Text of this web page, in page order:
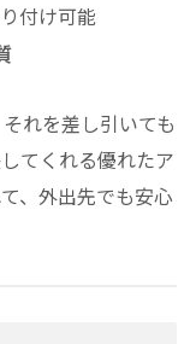
付け可能
れを差し引いても
てくれる優れたア
、外出先でも安心